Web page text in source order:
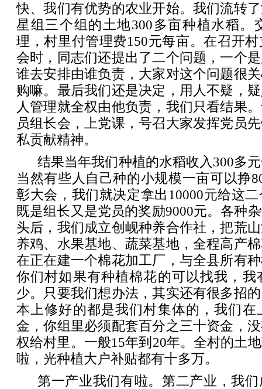
快、我们有优势的农业开始。我们流转
星组三个组的土地300多亩种植水稻。
理，村里付管理费150元每亩。在召开
会时，同志们还提出了二个问题，一个
谁去安排由谁负责，大家对这个问题很
购嘛。最后我们还是决定，用人不疑，
人管理就全权由他负责，我们只看结果
员组长会，上党课，号召大家发挥党员
私贡献精神。
结果当年我们种植的水稻收入300多
当然有些人自己种的小规模一亩可以挣
彰大会，我们就决定拿出10000元给这
既是组长又是党员的奖励9000元。各种
头后，我们成立创岘种养合作社，把荒
养鸡、水果基地、蔬菜基地，全程高产
在正在建一个棉花加工厂，与全县所有
你们村如果有种植棉花的可以找我，我
少。只要我们想办法，其实还有很多招
本上修好的都是我们村集体的，我们在
金，你组里必须配套百分之三十资金，
权给村里。一般15年到20年。全村的土
啦，光种植大户补贴都有十多万。
第一产业我们有啦。第二产业，我